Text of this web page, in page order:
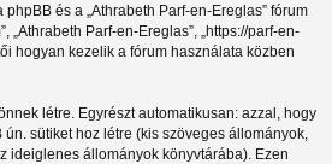
és a „Athrabeth Parf-en-Ereglas” fórum
„Athrabeth Parf-en-Ereglas”, „https://parf-en-
hogyan kezelik a fórum használata közben
létre. Egyrészt automatikusan: azzal, hogy
sütiket hoz létre (kis szöveges állományok,
ideiglenes állományok könyvtárába). Ezen